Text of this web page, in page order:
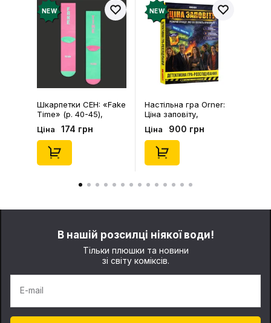
NEW
Шкарпетки CEH: «Fake
Time» (р. 40-45),
(91680)
Ціна 174 грн
NEW
Настільна гра Orner:
Ціна заповіту,
(253755)
Ціна 900 грн
В нашій розсилці ніякої води!
Тільки плюшки та новини
зі світу коміксів.
E-mail